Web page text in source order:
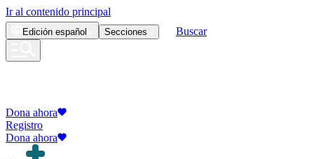
Ir al contenido principal
Edición español Secciones Buscar
Dona ahora
Registro
Dona ahora